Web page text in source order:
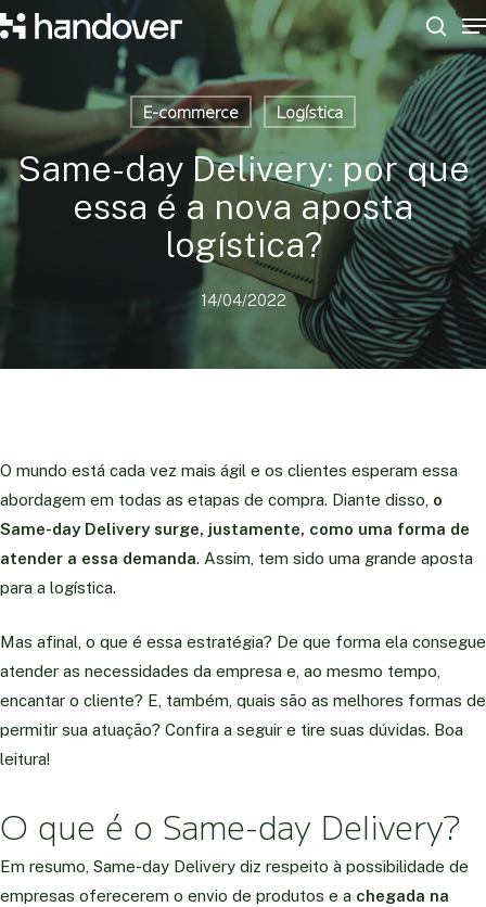
Skip
to
main
content
E-commerce Logística
Same-day Delivery: por que
essa é a nova aposta
logística?
14/04/2022
O mundo está cada vez mais ágil e os clientes esperam essa
abordagem em todas as etapas de compra. Diante disso, o
Same-day Delivery surge, justamente, como uma forma de
atender a essa demanda. Assim, tem sido uma grande aposta
para a logística.
Mas afinal, o que é essa estratégia? De que forma ela consegue
atender as necessidades da empresa e, ao mesmo tempo,
encantar o cliente? E, também, quais são as melhores formas de
permitir sua atuação? Confira a seguir e tire suas dúvidas. Boa
leitura!
O que é o Same-day Delivery?
Em resumo, Same-day Delivery diz respeito à possibilidade de
empresas oferecerem o envio de produtos e a chegada na
Close
Menu